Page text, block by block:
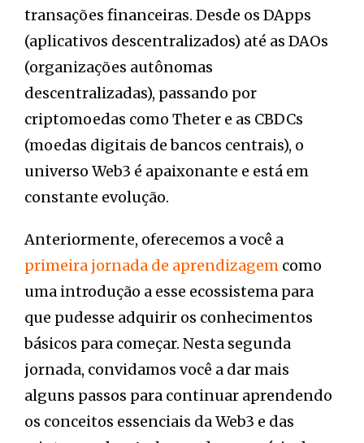
transações financeiras. Desde os DApps
(aplicativos descentralizados) até as DAOs
(organizações autônomas
descentralizadas), passando por
criptomoedas como Theter e as CBDCs
(moedas digitais de bancos centrais), o
universo Web3 é apaixonante e está em
constante evolução.
Anteriormente, oferecemos a você a
primeira jornada de aprendizagem como
uma introdução a esse ecossistema para
que pudesse adquirir os conhecimentos
básicos para começar. Nesta segunda
jornada, convidamos você a dar mais
alguns passos para continuar aprendendo
os conceitos essenciais da Web3 e das